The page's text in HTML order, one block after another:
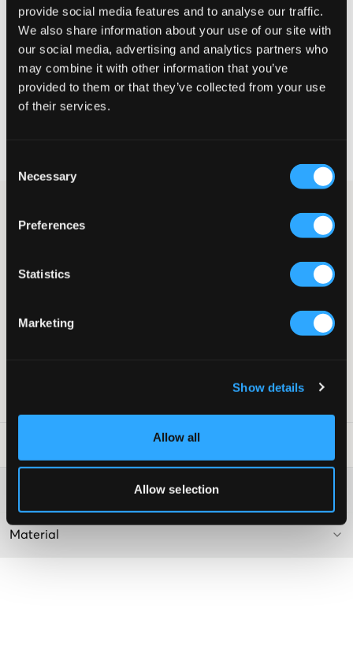
provide social media features and to analyse our traffic.
We also share information about your use of our site with
our social media, advertising and analytics partners who
may combine it with other information that you’ve
provided to them or that they’ve collected from your use
of their services.
Selection
Necessary
Preferences
Statistics
Marketing
Show details
Allow all
Allow selection
Liten Perfekt
STORLEKSGUIDE
VÄLJ STORLEK
och en silverfärgad dragkedja. Passformen är normal. Denna
tröja har enkel tidlös design och är lika snygg öppen som
Zip-tröja
Normal passform
Mer information om tvättråd
Material